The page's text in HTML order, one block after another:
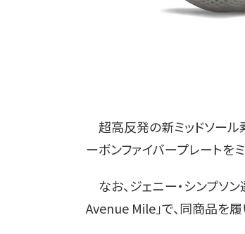
超高反発の新ミッドソール
ーボンファイバープレートを
なお、ジェニー・シンプソ
Avenue Mile」で、同商品を